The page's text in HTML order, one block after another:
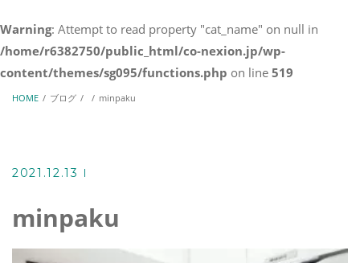
Warning: Attempt to read property "cat_name" on null in
/home/r6382750/public_html/co-nexion.jp/wp-
content/themes/sg095/functions.php on line 519
HOME ブログ minpaku
2021.12.13
minpaku